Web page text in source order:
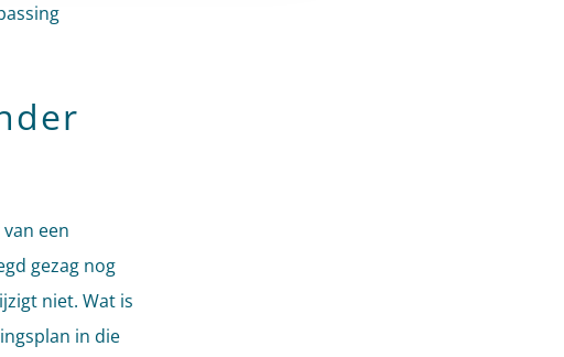
een
gezag nog
niet. Wat is
in die